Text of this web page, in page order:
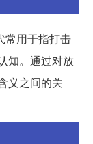
常用于指打击
知。通过对放
义之间的关